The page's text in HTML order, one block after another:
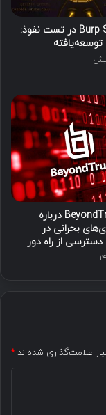
کاربرد Burp Suite در تست نفوذ:
هشدار BeyondTrust درباره
بحرانی در
دسترسی از راه دور
علامت‌گذاری شده‌اند*